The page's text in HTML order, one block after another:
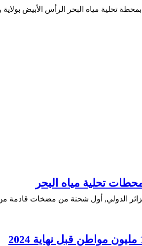
تحلية مياه البحر الرأس الأبيض
تحلية مياه البحر
الدولي, أول شحنة من مضخات قادمة من